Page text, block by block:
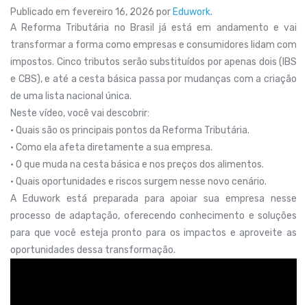
Publicado em fevereiro 16, 2026 por Eduwork.
A Reforma Tributária no Brasil já está em andamento e vai
transformar a forma como empresas e consumidores lidam com
impostos. Cinco tributos serão substituídos por apenas dois (IBS
e CBS), e até a cesta básica passa por mudanças com a criação
de uma lista nacional única.
Neste vídeo, você vai descobrir:
• Quais são os principais pontos da Reforma Tributária.
• Como ela afeta diretamente a sua empresa.
• O que muda na cesta básica e nos preços dos alimentos.
• Quais oportunidades e riscos surgem nesse novo cenário.
A Eduwork está preparada para apoiar sua empresa nesse
processo de adaptação, oferecendo conhecimento e soluções
para que você esteja pronto para os impactos e aproveite as
oportunidades dessa transformação.